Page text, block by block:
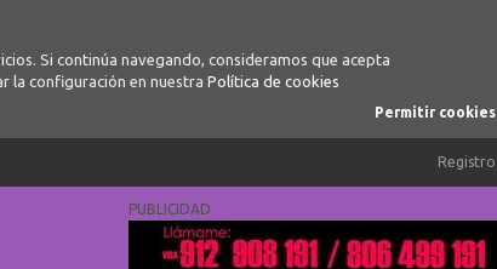
Si continúa navegando, consideramos que acepta
la configuración en nuestra Política de cookies
Permitir cookies
Registro
PUBLICIDAD